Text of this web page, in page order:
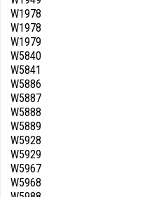
W1978
W1978
W1979
W5840
W5841
W5886
W5887
W5888
W5889
W5928
W5929
W5967
W5968